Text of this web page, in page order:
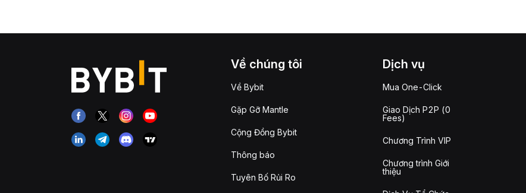
Về chúng tôi
Về Bybit
Gặp Gỡ Mantle
Cộng Đồng Bybit
Thông báo
Tuyên Bố Rủi Ro
Dịch vụ
Mua One-Click
Giao Dịch P2P (0
Fees)
Chương Trình VIP
Chương trình Giới
thiệu